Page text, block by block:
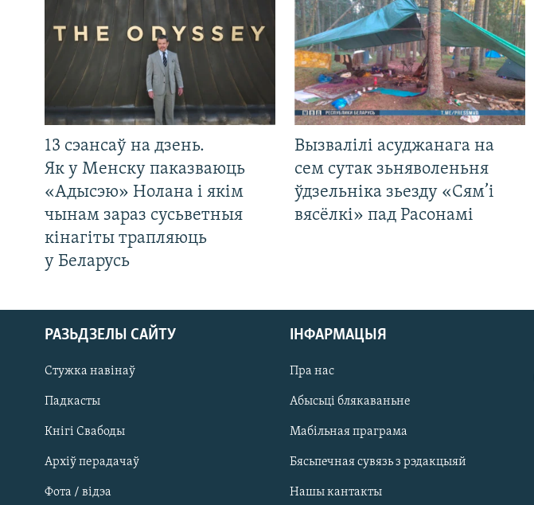
13 сэансаў на дзень.
Як у Менску паказваюць
«Адысэю» Нолана і якім
чынам зараз сусьветныя
кінагіты трапляюць
у Беларусь
Вызвалілі асуджанага на
сем сутак зьняволеньня
ўдзельніка зьезду «Сям’і
вясёлкі» пад Расонамі
РАЗЬДЗЕЛЫ САЙТУ
Стужка навінаў
Падкасты
Кнігі Свабоды
Архіў перадачаў
Фота / відэа
ІНФАРМАЦЫЯ
Пра нас
Абысьці блякаваньне
Мабільная праграма
Бясьпечная сувязь з рэдакцыяй
Нашы кантакты